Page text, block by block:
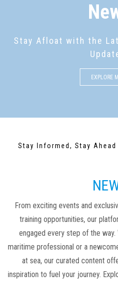
Stay Afloat with the
EXPLORE
Stay Informed, Stay
From exciting events and
training opportunities, our
engaged every step of the way.
maritime professional or a
at sea, our curated content
inspiration to fuel your journey.